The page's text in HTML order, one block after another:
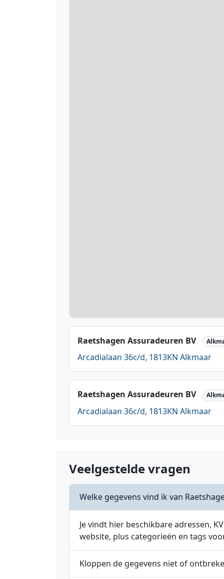
Raetshagen Assuradeuren BV
Arcadialaan 36c/d, 1813KN Alkmaar
Raetshagen Assuradeuren BV
Arcadialaan 36c/d, 1813KN Alkmaar
Veelgestelde vragen
Welke gegevens vind ik van
Je vindt hier beschikbare adressen,
website, plus categorieën en tags
Kloppen de gegevens niet of